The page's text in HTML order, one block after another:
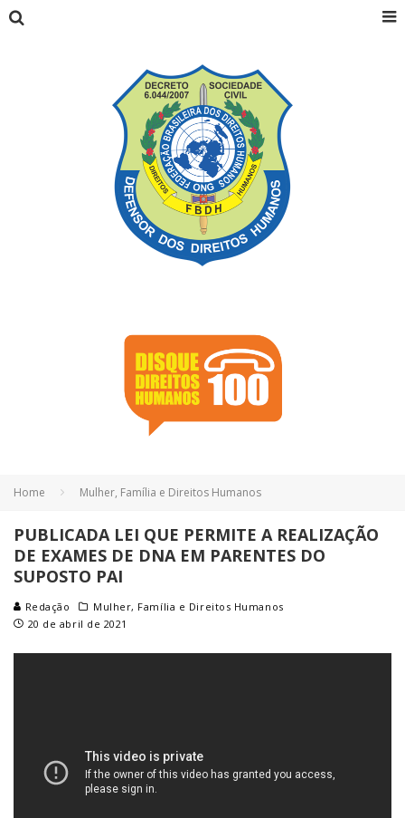
Home Mulher, Família e Direitos Humanos
PUBLICADA LEI QUE PERMITE A REALIZAÇÃO
DE EXAMES DE DNA EM PARENTES DO
SUPOSTO PAI
Redação
Mulher, Família e Direitos Humanos
20 de abril de 2021